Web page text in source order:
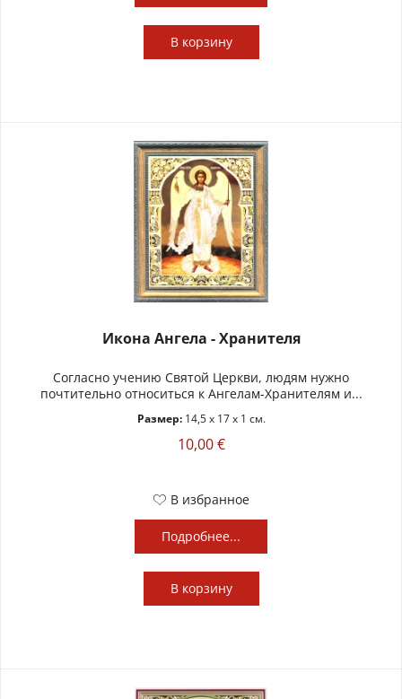
В корзину
Икона Ангела - Хранителя
Согласно учению Святой Церкви, людям нужно
почтительно относиться к Ангелам-Хранителям и...
Размер:14,5 x 17 x 1 см.
10,00 €
В избранное
Подробнее...
В корзину